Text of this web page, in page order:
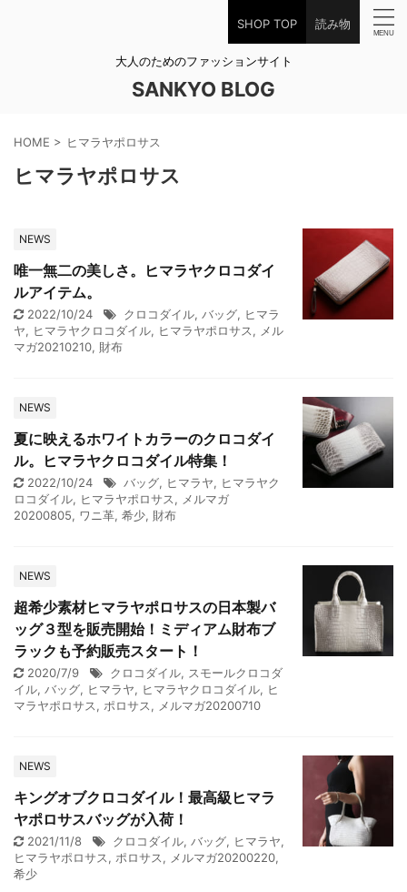
SHOP TOP 読み物
大人のためのファッションサイト
SANKYO BLOG
HOME > ヒマラヤポロサス
ヒマラヤポロサス
NEWS
唯一無二の美しさ。ヒマラヤクロコダイ
ルアイテム。
2022/10/24 クロコダイル, バッグ, ヒマラ
ヤ, ヒマラヤクロコダイル, ヒマラヤポロサス, メル
マガ20210210, 財布
NEWS
夏に映えるホワイトカラーのクロコダイ
ル。ヒマラヤクロコダイル特集！
2022/10/24 バッグ, ヒマラヤ, ヒマラヤク
ロコダイル, ヒマラヤポロサス, メルマガ
20200805, ワニ革, 希少, 財布
NEWS
超希少素材ヒマラヤポロサスの日本製バ
ッグ３型を販売開始！ミディアム財布ブ
ラックも予約販売スタート！
2020/7/9 クロコダイル, スモールクロコダ
イル, バッグ, ヒマラヤ, ヒマラヤクロコダイル, ヒ
マラヤポロサス, ポロサス, メルマガ20200710
NEWS
キングオブクロコダイル！最高級ヒマラ
ヤポロサスバッグが入荷！
2021/11/8 クロコダイル, バッグ, ヒマラヤ,
ヒマラヤポロサス, ポロサス, メルマガ20200220,
希少